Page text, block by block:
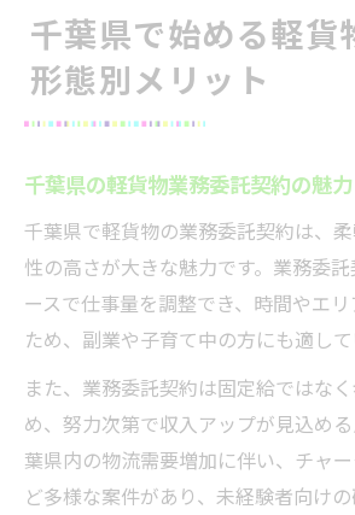
千葉県で始める軽貨
形態別メリット
千葉県の軽貨物業務委託契約の魅
千葉県で軽貨物の業務委託契約は、
性の高さが大きな魅力です。業務委
ースで仕事量を調整でき、時間やエ
ため、副業や子育て中の方にも適して
また、業務委託契約は固定給ではな
め、努力次第で収入アップが見込め
葉県内の物流需要増加に伴い、チャ
ど多様な案件があり、未経験者向け